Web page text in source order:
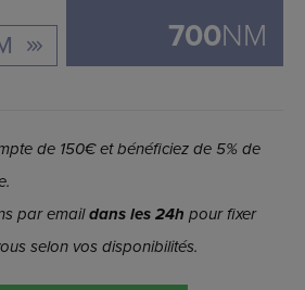
700NM
de 150€ et bénéficiez de 5% de
par emaildans les 24h pour fixer
selon vos disponibilités.